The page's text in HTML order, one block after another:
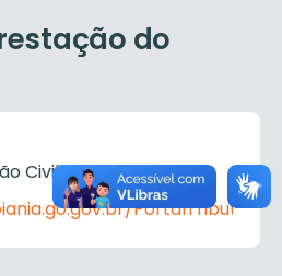
do
Civil no link:
PortalTributos/